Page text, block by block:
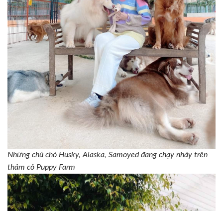
Những chú chó Husky, Alaska, Samoyed đang chạy nhảy trên
thảm cỏ Puppy Farm